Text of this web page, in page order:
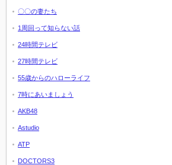
〇〇の妻たち
1周回って知らない話
24時間テレビ
27時間テレビ
55歳からのハローライフ
7時にあいましょう
AKB48
Astudio
ATP
DOCTORS3